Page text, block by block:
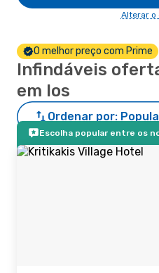
Alterar o
O melhor preço com Prime
Infindáveis
em Ios
Ordenar por:
Escolha popular entre os